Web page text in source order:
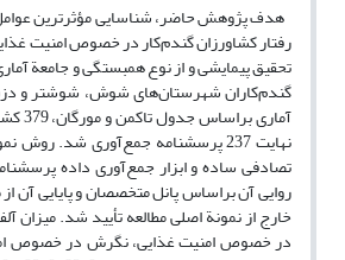
هدف پژوهش حاضر، شناسایی مؤثرترین
رفتار کشاورزان گندم‌کار در خصوص امنیت
گندم‌کاران شهرستان‌های شوش، شوشتر و
نهایت 237 پرسشنامه جمع‌آوری شد.
تصادفی ساده و ابزار جمع‌آوری داده
روایی آن براساس پانل متخصصان و پایایی آن
خارج از نمونة اصلی مطالعه تأیید شد. میزان
در خصوص امنیت غذایی، نگرش در خصوص